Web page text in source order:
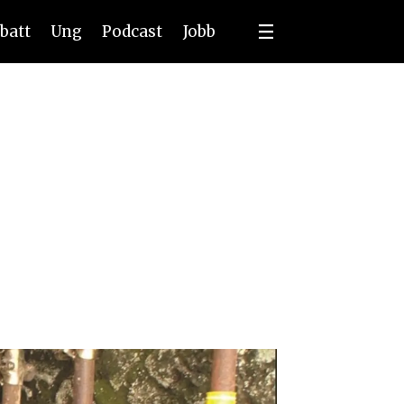
Ung Podcast Jobb